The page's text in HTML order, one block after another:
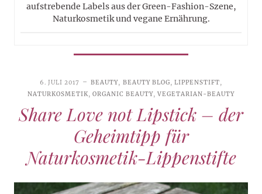
aufstrebende Labels aus der Green-Fashion-Szene,
Naturkosmetik und vegane Ernährung.
6. JULI 2017 BEAUTY, BEAUTY BLOG, LIPPENSTIFT,
NATURKOSMETIK, ORGANIC BEAUTY,VEGETARIAN-BEAUTY
Share Love not Lipstick – der
Geheimtipp für
Naturkosmetik-Lippenstifte